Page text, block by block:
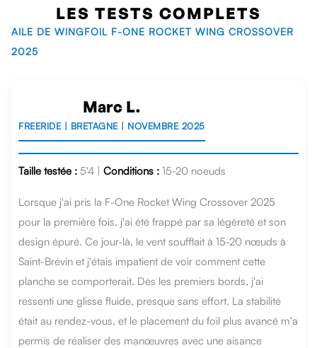
LES TESTS COMPLETS
AILE DE WINGFOIL F-ONE ROCKET WING CROSSOVER
2025
Marc L.
FREERIDE | BRETAGNE | NOVEMBRE 2025
Taille testée : 5'4 | Conditions : 15-20 noeuds
Lorsque j'ai pris la F-One Rocket Wing Crossover 2025
pour la première fois, j'ai été frappé par sa légèreté et son
design épuré. Ce jour-là, le vent soufflait à 15-20 nœuds à
Saint-Brévin et j'étais impatient de voir comment cette
planche se comporterait. Dès les premiers bords, j'ai
ressenti une glisse fluide, presque sans effort. La stabilité
était au rendez-vous, et le placement du foil plus avancé m'a
permis de réaliser des manœuvres avec une aisance